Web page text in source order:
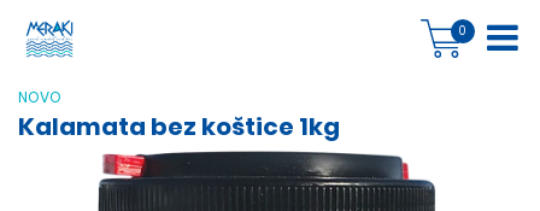
0
NOVO
Kalamata bez koštice 1kg